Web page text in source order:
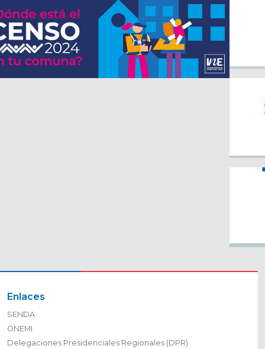
Enlaces
SENDA
ONEMI
Delegaciones Presidenciales Regionales (DPR)